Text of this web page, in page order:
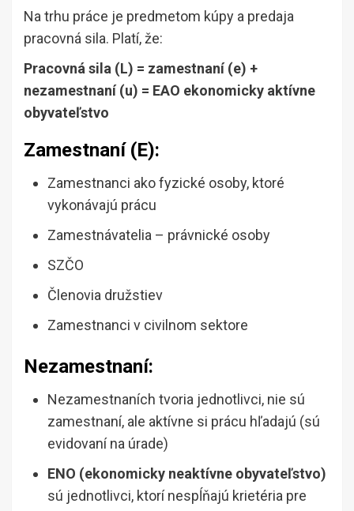
Na trhu práce je predmetom kúpy a predaja
pracovná sila. Platí, že:
Pracovná sila (L) = zamestnaní (e) +
nezamestnaní (u) = EAO ekonomicky aktívne
obyvateľstvo
Zamestnaní (E):
Zamestnanci ako fyzické osoby, ktoré
vykonávajú prácu
Zamestnávatelia – právnické osoby
SZČO
Členovia družstiev
Zamestnanci v civilnom sektore
Nezamestnaní:
Nezamestnaních tvoria jednotlivci, nie sú
zamestnaní, ale aktívne si prácu hľadajú (sú
evidovaní na úrade)
ENO (ekonomicky neaktívne obyvateľstvo)
sú jednotlivci, ktorí nespĺňajú krietéria pre